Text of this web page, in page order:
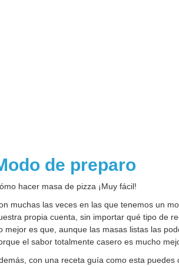
de preparo
hacer masa de pizza ¡Muy fácil!
muchas las veces en las que tenemos un
propia cuenta, sin importar qué tipo de
mejor es que, aunque las masas listas las
el sabor totalmente casero es mucho
con una receta guía como esta